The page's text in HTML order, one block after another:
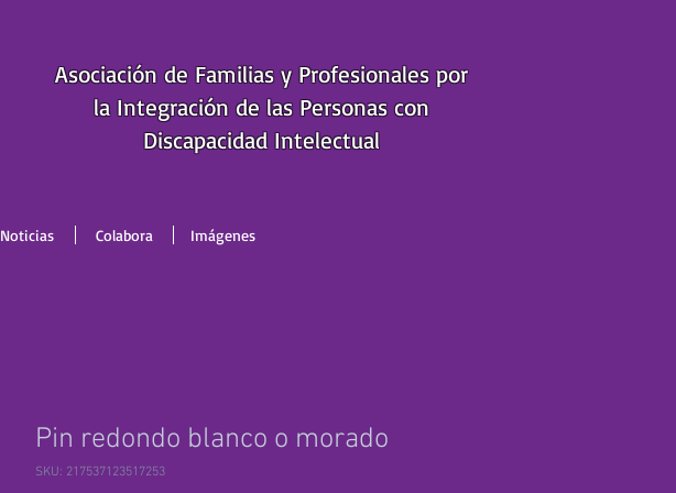
Asociación de Familias y Profesionales por
la Integración de las Personas con
Discapacidad Intelectual
Noticias Colabora Imágenes
Pin redondo blanco o morado
SKU: 217537123517253